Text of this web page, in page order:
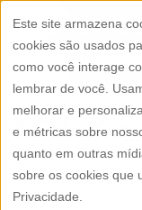
Este site armazena
cookies são usados
como você interage
lembrar de você.
melhorar e
e métricas sobre
quanto em outras
sobre os cookies que
Privacidade.
Blinde seu
Compre pelo